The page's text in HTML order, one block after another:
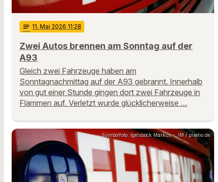
notes 11. Mai 2026 11:28
Zwei Autos brennen am Sonntag auf der
A93
Gleich zwei Fahrzeuge haben am
Sonntagnachmittag auf der A93 gebrannt. Innerhalb
von gut einer Stunde gingen dort zwei Fahrzeuge in
Flammen auf. Verletzt wurde glücklicherweise …
Symbolfoto: Igelsböck Markus - .IM / pixelio.de